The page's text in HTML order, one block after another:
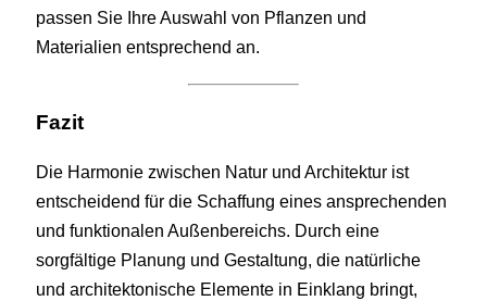
passen Sie Ihre Auswahl von Pflanzen und
Materialien entsprechend an.
Fazit
Die Harmonie zwischen Natur und Architektur ist
entscheidend für die Schaffung eines ansprechenden
und funktionalen Außenbereichs. Durch eine
sorgfältige Planung und Gestaltung, die natürliche
und architektonische Elemente in Einklang bringt,